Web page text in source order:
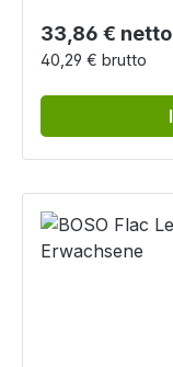
Regulärer Preis:
33,86 € netto
40,29 € brutto